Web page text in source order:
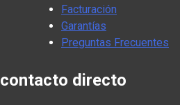
Facturación
Garantías
Preguntas Frecuentes
contacto directo